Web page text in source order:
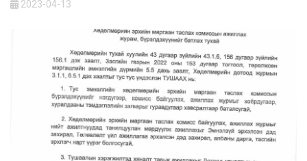
2023-04-13